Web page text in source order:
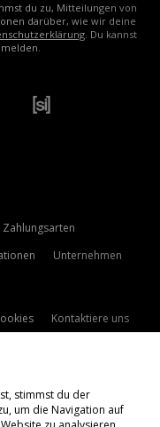
du zu, Mitteilungen von
darüber, wie wir deine
. Du kannst
Zahlungsarten
Unternehmen
Kontaktiere uns
stimmst du der
um die Navigation auf